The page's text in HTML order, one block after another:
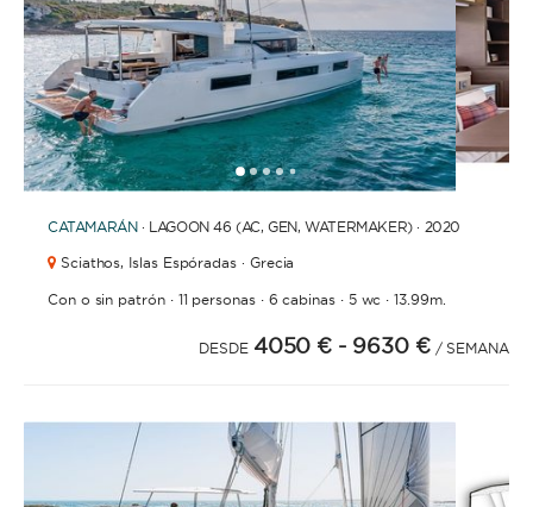
12345 67891011121314151617
CATAMARÁN · LAGOON 46 (AC, GEN, WATERMAKER) · 2020
Sciathos, Islas Espóradas · Grecia
Con o sin patrón· 11 personas· 6 cabinas· 5 wc ·13.99m.
DESDE 4050 € - 9630 € / SEMANA